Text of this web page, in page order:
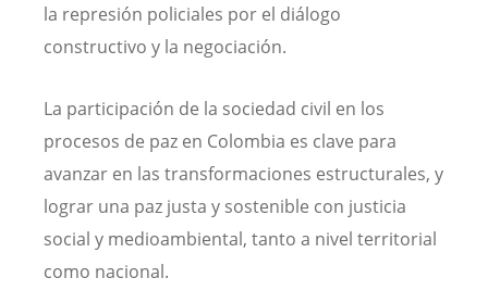
la represión policiales por el diálogo
constructivo y la negociación.
La participación de la sociedad civil en los
procesos de paz en Colombia es clave para
avanzar en las transformaciones estructurales, y
lograr una paz justa y sostenible con justicia
social y medioambiental, tanto a nivel territorial
como nacional.